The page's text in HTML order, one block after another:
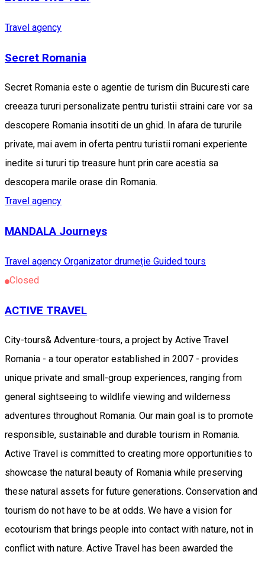
Travel agency
Secret Romania
Secret Romania este o agentie de turism din Bucuresti care
creeaza tururi personalizate pentru turistii straini care vor sa
descopere Romania insotiti de un ghid. In afara de tururile
private, mai avem in oferta pentru turistii romani experiente
inedite si tururi tip treasure hunt prin care acestia sa
descopera marile orase din Romania.
Travel agency
MANDALA Journeys
Travel agency Organizator drumeție Guided tours
Closed
ACTIVE TRAVEL
City-tours& Adventure-tours, a project by Active Travel
Romania - a tour operator established in 2007 - provides
unique private and small-group experiences, ranging from
general sightseeing to wildlife viewing and wilderness
adventures throughout Romania. Our main goal is to promote
responsible, sustainable and durable tourism in Romania.
Active Travel is committed to creating more opportunities to
showcase the natural beauty of Romania while preserving
these natural assets for future generations. Conservation and
tourism do not have to be at odds. We have a vision for
ecotourism that brings people into contact with nature, not in
conflict with nature. Active Travel has been awarded the